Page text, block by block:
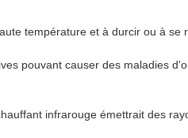
température et à durcir ou à se
pouvant causer des maladies
infrarouge émettrait des